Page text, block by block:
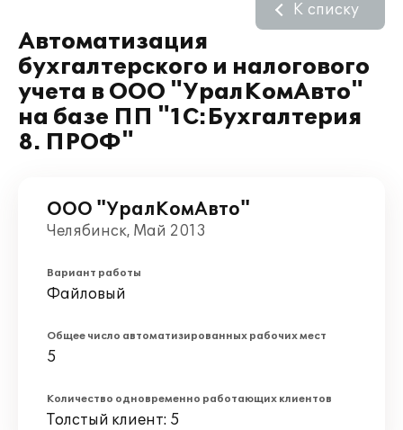
Автоматизация
бухгалтерского и налогового
учета в ООО "УралКомАвто"
на базе ПП "1С:Бухгалтерия
8. ПРОФ"
К списку
ООО "УралКомАвто"
Челябинск, Май 2013
Вариант работы
Файловый
Общее число автоматизированных рабочих мест
5
Количество одновременно работающих клиентов
Толстый клиент: 5